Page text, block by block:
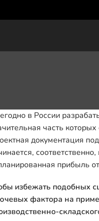
в России
часть
документация
прибыль
избежать подобных
фактора на